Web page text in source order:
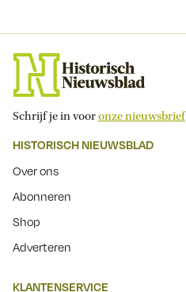
Schrijf je in vooronze nieuwsbrief
HISTORISCH NIEUWSBLAD
Over ons
Abonneren
Shop
Adverteren
KLANTENSERVICE